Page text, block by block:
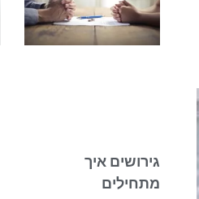
גירושים איך
מתחילים